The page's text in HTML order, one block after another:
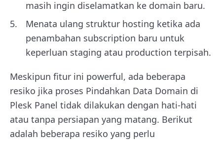
masih ingin diselamatkan ke domain baru.
Menata ulang struktur hosting ketika ada
penambahan subscription baru untuk
keperluan staging atau production terpisah.
Meskipun fitur ini powerful, ada beberapa
resiko jika proses Pindahkan Data Domain di
Plesk Panel tidak dilakukan dengan hati-hati
atau tanpa persiapan yang matang. Berikut
adalah beberapa resiko yang perlu